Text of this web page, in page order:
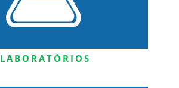
LABORATÓRIOS